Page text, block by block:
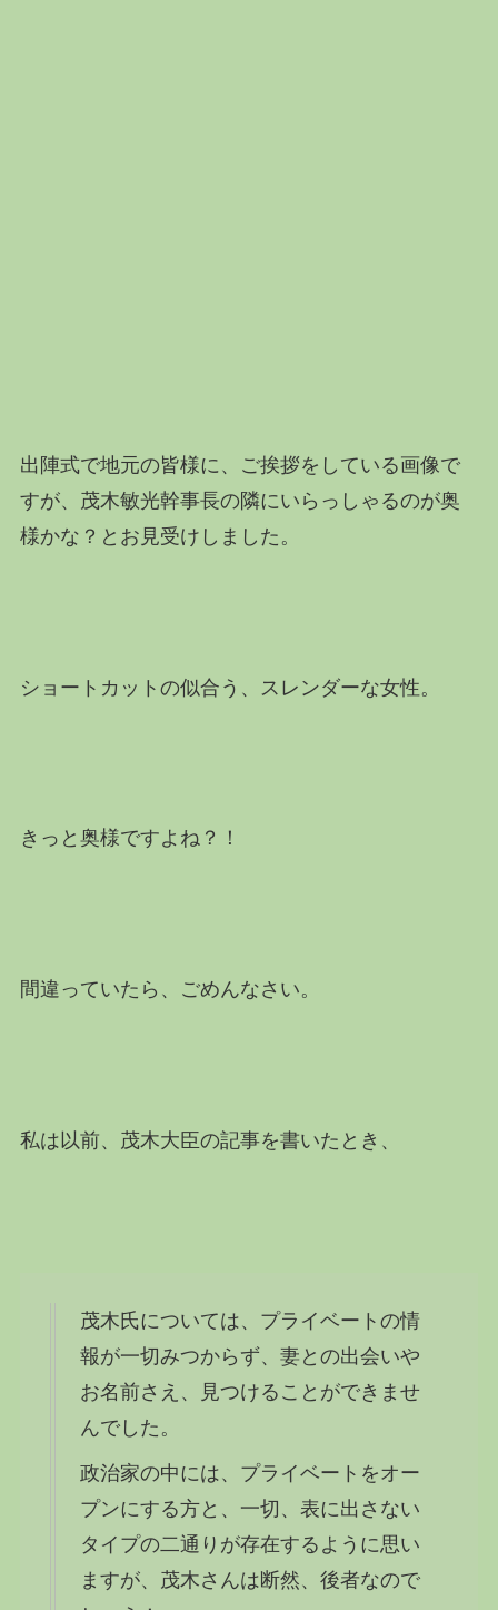
出陣式で地元の皆様に、ご挨拶をしている画像で
すが、茂木敏光幹事長の隣にいらっしゃるのが奥
様かな？とお見受けしました。
ショートカットの似合う、スレンダーな女性。
きっと奥様ですよね？！
間違っていたら、ごめんなさい。
私は以前、茂木大臣の記事を書いたとき、
茂木氏については、プライベートの情
報が一切みつからず、妻との出会いや
お名前さえ、見つけることができませ
んでした。
政治家の中には、プライベートをオー
プンにする方と、一切、表に出さない
タイプの二通りが存在するように思い
ますが、茂木さんは断然、後者なので